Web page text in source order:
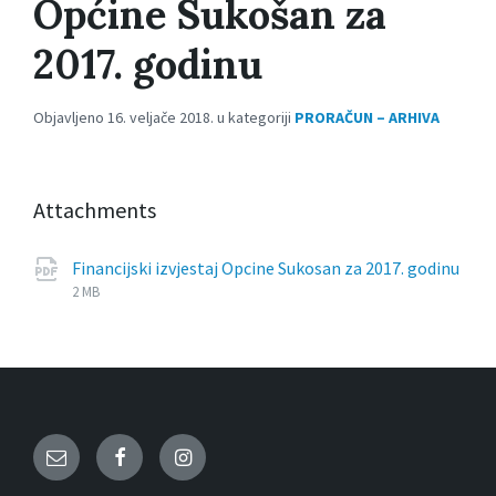
Općine Sukošan za
2017. godinu
Objavljeno 16. veljače 2018. u kategoriji PRORAČUN – ARHIVA
Attachments
Financijski izvjestaj Opcine Sukosan za 2017. godinu
File
pdf
File
2 MB
Email FacebookInstagram